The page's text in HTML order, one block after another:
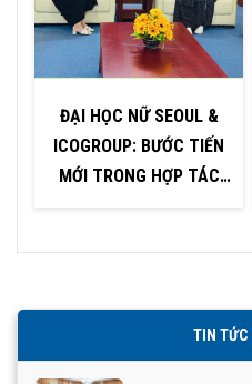
ĐẠI HỌC NỮ SEOUL &
ICOGROUP: BƯỚC TIẾN
MỚI TRONG HỢP TÁC
TIN TỨC